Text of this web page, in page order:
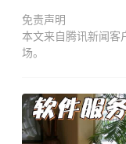
免责声明
本文来自腾讯新闻客
场。